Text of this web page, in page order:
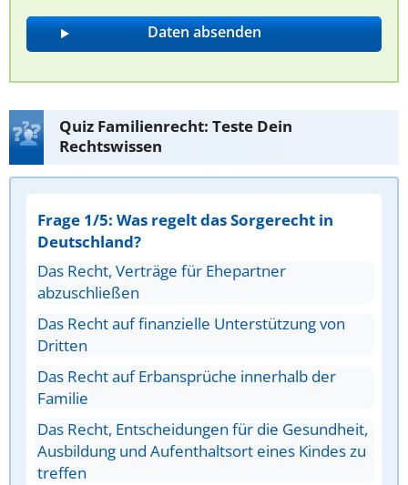
Quiz Familienrecht: Teste Dein
Rechtswissen
Frage 1/5: Was regelt das Sorgerecht in
Deutschland?
Das Recht, Verträge für Ehepartner
abzuschließen
Das Recht auf finanzielle Unterstützung von
Dritten
Das Recht auf Erbansprüche innerhalb der
Familie
Das Recht, Entscheidungen für die Gesundheit,
Ausbildung und Aufenthaltsort eines Kindes zu
treffen